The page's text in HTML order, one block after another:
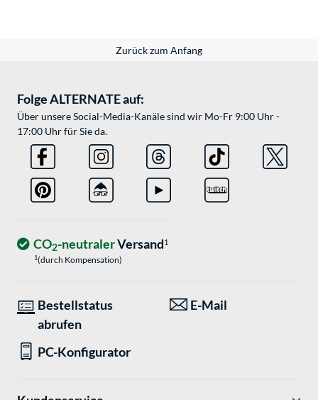
Zurück zum Anfang
Folge ALTERNATE auf:
Über unsere Social-Media-Kanäle sind wir Mo-Fr 9:00 Uhr -
17:00 Uhr für Sie da.
CO2-neutralerVersand1
1(durch Kompensation)
Bestellstatus
abrufen
E-Mail
PC-Konfigurator